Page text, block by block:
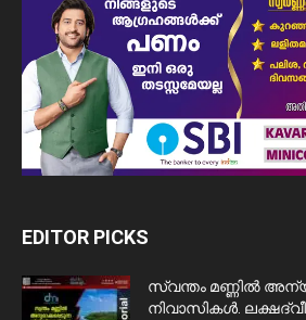
EDITOR PICKS
സ്വന്തം മണ്ണിൽ
നിവാസികൾ.